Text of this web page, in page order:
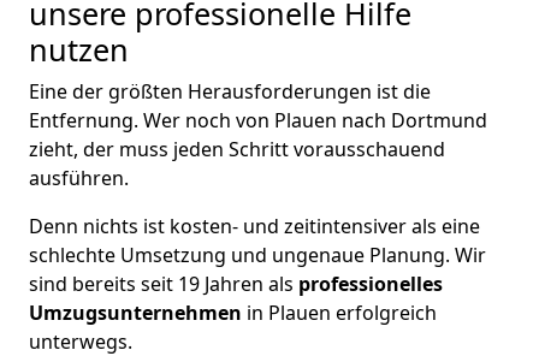
unsere professionelle Hilfe
nutzen
Eine der größten Herausforderungen ist die
Entfernung. Wer noch von Plauen nach Dortmund
zieht, der muss jeden Schritt vorausschauend
ausführen.
Denn nichts ist kosten- und zeitintensiver als eine
schlechte Umsetzung und ungenaue Planung. Wir
sind bereits seit 19 Jahren als professionelles
Umzugsunternehmen in Plauen erfolgreich
unterwegs.